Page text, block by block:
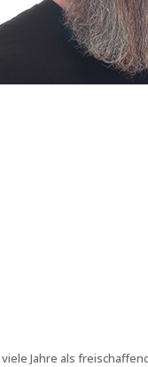
viele Jahre als